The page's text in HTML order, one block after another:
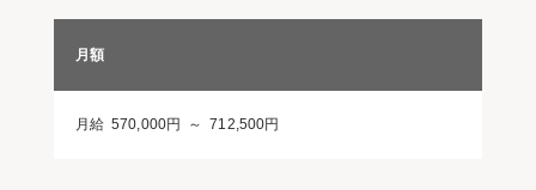
月額
月給 570,000円 ～ 712,500円